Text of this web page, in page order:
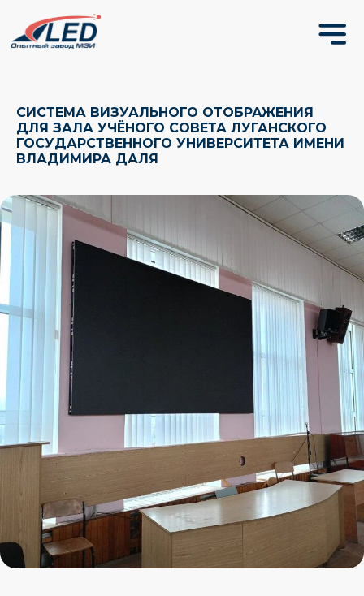
СИСТЕМА ВИЗУАЛЬНОГО ОТОБРАЖЕНИЯ
ДЛЯ ЗАЛА УЧЁНОГО СОВЕТА ЛУГАНСКОГО
ГОСУДАРСТВЕННОГО УНИВЕРСИТЕТА ИМЕНИ
ВЛАДИМИРА ДАЛЯ